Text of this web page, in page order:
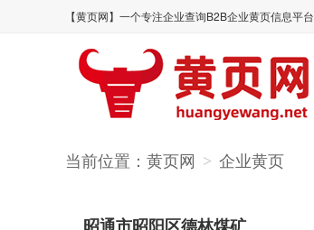
【黄页网】一个专注企业查询B2B企业黄页信息平台
当前位置： 黄页网 > 企业黄页